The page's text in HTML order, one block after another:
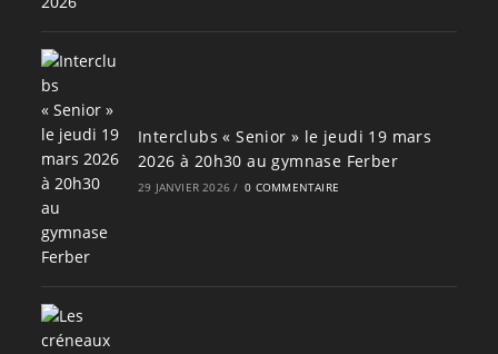
Interclubs « Senior » le jeudi 19 mars
2026 à 20h30 au gymnase Ferber
29 JANVIER 2026 / 0 COMMENTAIRE